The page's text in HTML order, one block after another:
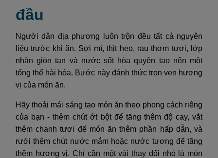
đầu
Người dân địa phương luôn trộn đều tất cả nguyên
liệu trước khi ăn. Sợi mì, thịt heo, rau thơm tươi, lớp
nhân giòn tan và nước sốt hòa quyện tạo nên một
tổng thể hài hòa. Bước này đánh thức trọn vẹn hương
vị của món ăn.
Hãy thoải mái sáng tạo món ăn theo phong cách riêng
của bạn - thêm chút ớt bột để tăng thêm độ cay, vắt
thêm chanh tươi để món ăn thêm phần hấp dẫn, và
rưới thêm chút nước mắm hoặc nước tương để tăng
thêm hương vị. Chỉ cần một vài thay đổi nhỏ là món